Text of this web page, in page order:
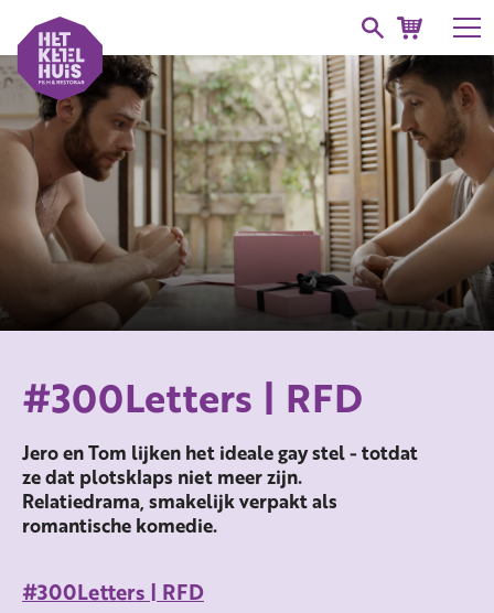
#300Letters | RFD
Jero en Tom lijken het ideale gay stel - totdat
ze dat plotsklaps niet meer zijn.
Relatiedrama, smakelijk verpakt als
romantische komedie.
#300Letters | RFD